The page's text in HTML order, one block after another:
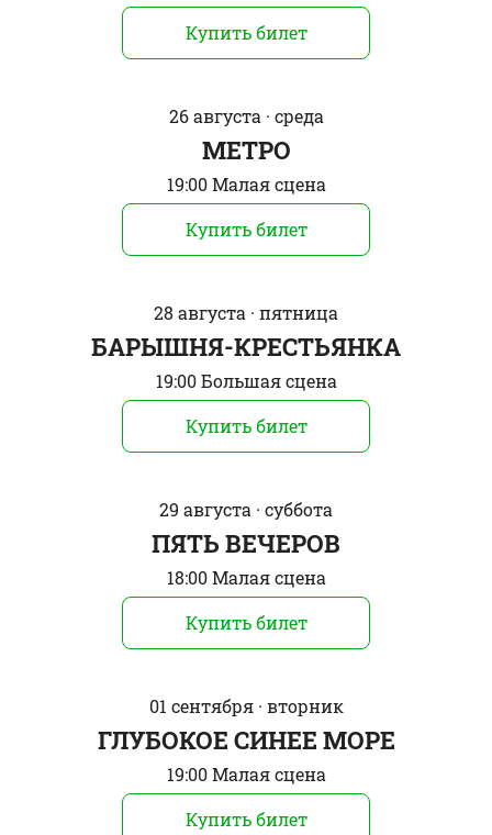
Купить билет
26 августа · среда
МЕТРО
19:00 Малая сцена
Купить билет
28 августа · пятница
БАРЫШНЯ-КРЕСТЬЯНКА
19:00 Большая сцена
Купить билет
29 августа · суббота
ПЯТЬ ВЕЧЕРОВ
18:00 Малая сцена
Купить билет
01 сентября · вторник
ГЛУБОКОЕ СИНЕЕ МОРЕ
19:00 Малая сцена
Купить билет